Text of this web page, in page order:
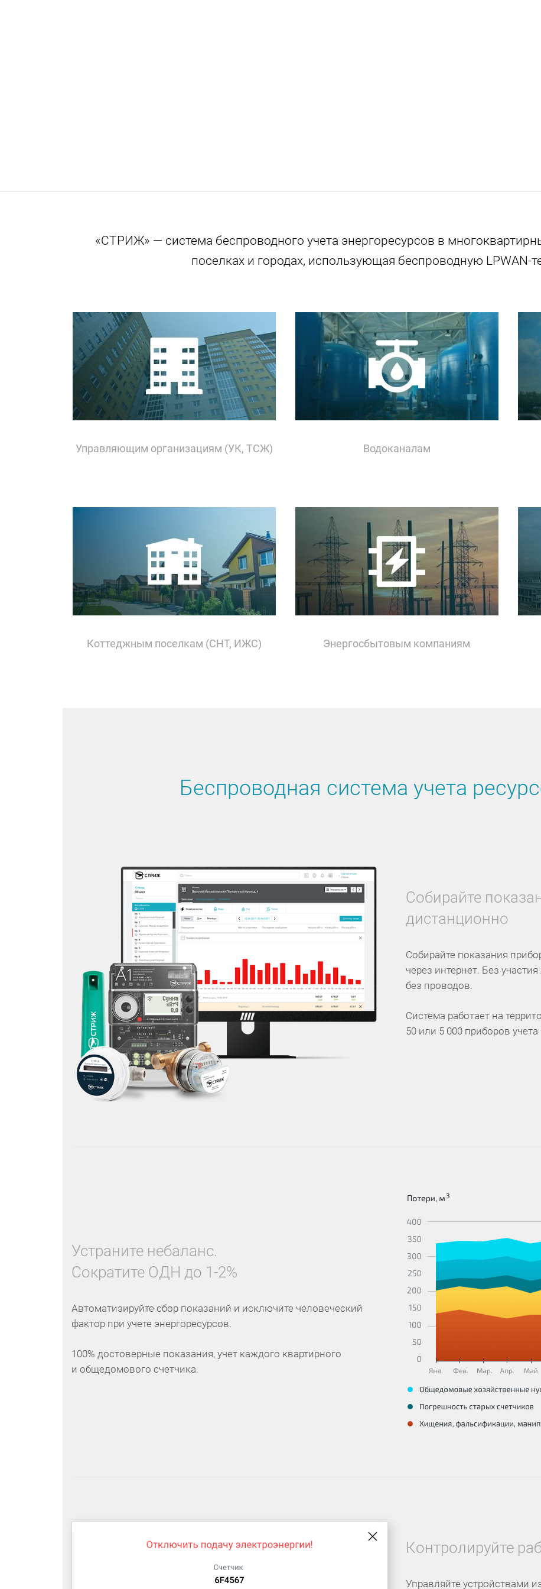
«СТРИЖ» — система беспроводного учета энергоресурсов в
поселках и городах, использующая беспроводную LPWAN-
Управляющим организациям (УК, ТСЖ) Водоканалам
Коттеджным поселкам (СНТ, ИЖС) Энергосбытовым компаниям
Беспроводная система учета
Собирайте
дистанционно
Собирайте показания
через интернет. Без
без проводов.
Система работает на
50 или 5 000 приборов
Устраните небаланс.
Сократите ОДН до 1-2%
Автоматизируйте сбор показаний и исключите человеческий
фактор при учете энергоресурсов.
100% достоверные показания, учет каждого квартирного
и общедомового счетчика.
Контролируйте
Управляйте устройствами